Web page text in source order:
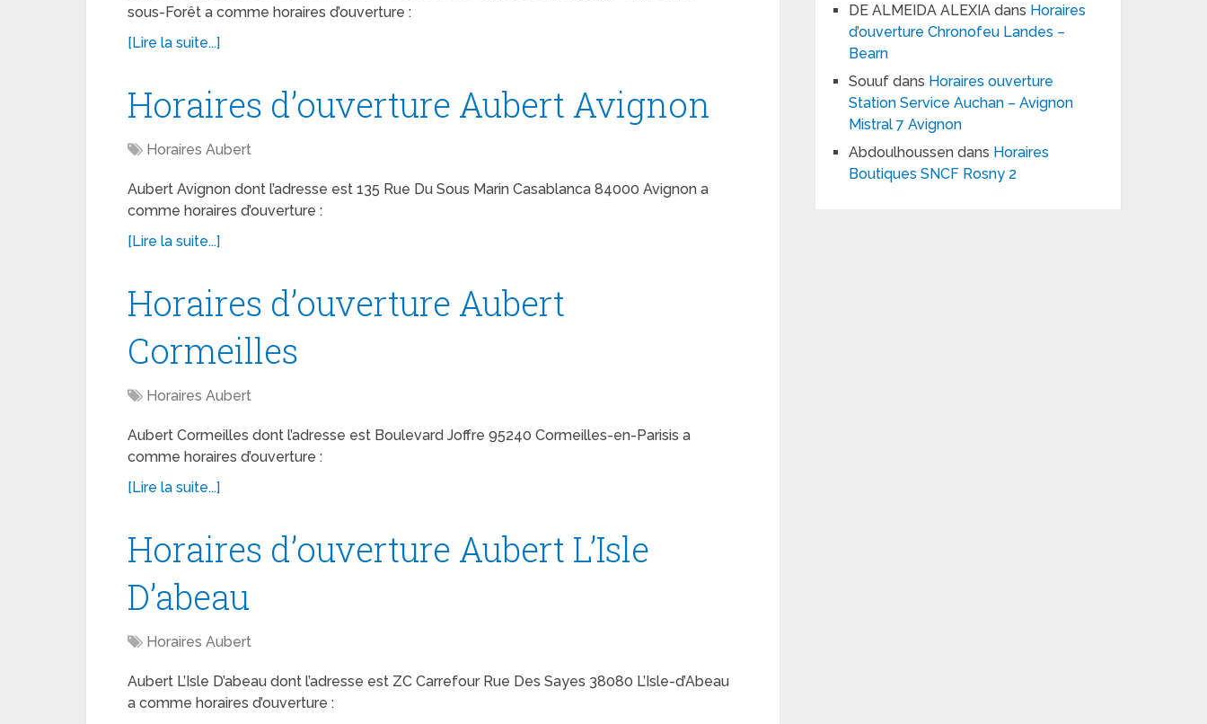
sous-Forêt a comme horaires d’ouverture :
[Lire la suite...]
Horaires d’ouverture Aubert Avignon
Horaires Aubert
Aubert Avignon dont l’adresse est 135 Rue Du Sous Marin Casablanca 84000 Avignon a
comme horaires d’ouverture :
[Lire la suite...]
Horaires d’ouverture Aubert
Cormeilles
Horaires Aubert
Aubert Cormeilles dont l’adresse est Boulevard Joffre 95240 Cormeilles-en-Parisis a
comme horaires d’ouverture :
[Lire la suite...]
Horaires d’ouverture Aubert L’Isle
D’abeau
Horaires Aubert
Aubert L’Isle D’abeau dont l’adresse est ZC Carrefour Rue Des Sayes 38080 L’Isle-d’Abeau
a comme horaires d’ouverture :
DE ALMEIDA ALEXIA dans Horaires
d’ouverture Chronofeu Landes –
Bearn
Souuf dans Horaires ouverture
Station Service Auchan – Avignon
Mistral 7 Avignon
Abdoulhoussen dans Horaires
Boutiques SNCF Rosny 2